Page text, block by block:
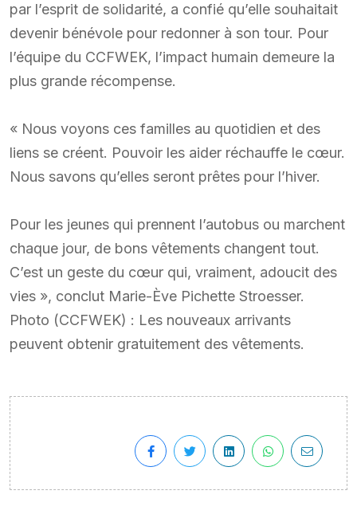
par l’esprit de solidarité, a confié qu’elle souhaitait
devenir bénévole pour redonner à son tour. Pour
l’équipe du CCFWEK, l’impact humain demeure la
plus grande récompense.
« Nous voyons ces familles au quotidien et des
liens se créent. Pouvoir les aider réchauffe le cœur.
Nous savons qu’elles seront prêtes pour l’hiver.
Pour les jeunes qui prennent l’autobus ou marchent
chaque jour, de bons vêtements changent tout.
C’est un geste du cœur qui, vraiment, adoucit des
vies », conclut Marie-Ève Pichette Stroesser.
Photo (CCFWEK) : Les nouveaux arrivants
peuvent obtenir gratuitement des vêtements.